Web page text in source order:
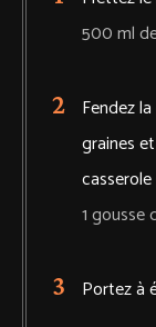
500 ml
Fendez
graines
1 gousse
Portez à